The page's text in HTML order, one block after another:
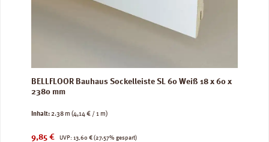
BELLFLOOR Bauhaus Sockelleiste SL 60 Weiß 18 x 60 x
2380 mm
Inhalt:2.38 m (4,14 € / 1 m)
Verkaufspreis:
9,85 € UVP:
Regulärer Preis:
13,60 € (27.57% gespart)